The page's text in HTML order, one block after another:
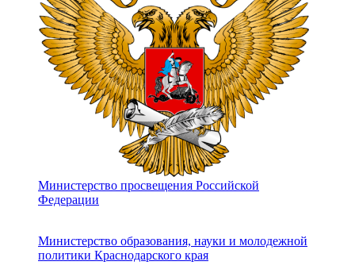
Министерство просвещения Российской
Федерации
Министерство образования, науки и молодежной
политики Краснодарского края